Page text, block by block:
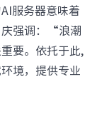
服务器意味着
庆强调：“浪潮
要。依托于此,
境，提供专业